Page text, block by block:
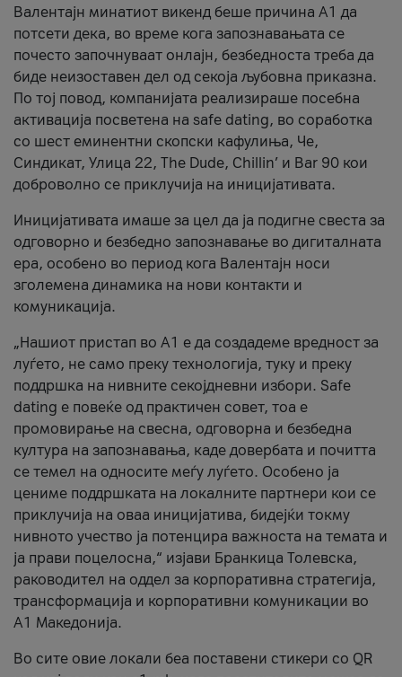
Валентајн минатиот викенд беше причина А1 да
потсети дека, во време кога запознавањата се
почесто започнуваат онлајн, безбедноста треба да
биде неизоставен дел од секоја љубовна приказна.
По тој повод, компанијата реализираше посебна
активација посветена на safe dating, во соработка
со шест еминентни скопски кафулиња, Че,
Синдикат, Улица 22, The Dude, Chillin’ и Bar 90 кои
доброволно се приклучија на иницијативата.
Иницијативата имаше за цел да ја подигне свеста за
одговорно и безбедно запознавање во дигиталната
ера, особено во период кога Валентајн носи
зголемена динамика на нови контакти и
комуникација.
„Нашиот пристап во А1 е да создадеме вредност за
луѓето, не само преку технологија, туку и преку
поддршка на нивните секојдневни избори. Safe
dating е повеќе од практичен совет, тоа е
промовирање на свесна, одговорна и безбедна
култура на запознавања, каде довербата и почитта
се темел на односите меѓу луѓето. Особено ја
цениме поддршката на локалните партнери кои се
приклучија на оваа иницијатива, бидејќи токму
нивното учество ја потенцира важноста на темата и
ја прави поцелосна,“ изјави Бранкица Толевска,
раководител на оддел за корпоративна стратегија,
трансформација и корпоративни комуникации во
А1 Македонија.
Во сите овие локали беа поставени стикери со QR